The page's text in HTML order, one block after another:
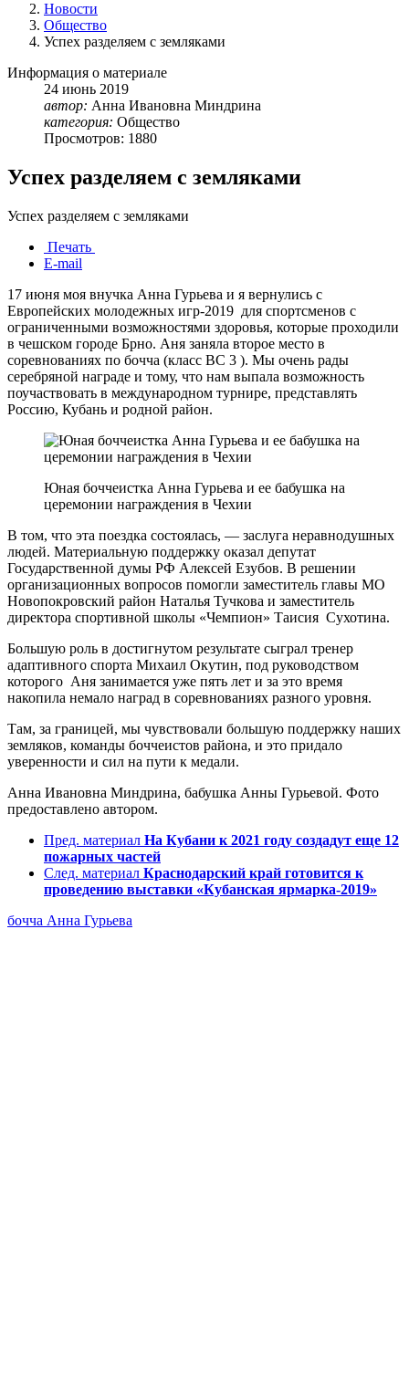
Новости
Общество
Успех разделяем с земляками
Информация о материале
24 июнь 2019
автор: Анна Ивановна Миндрина
категория: Общество
Просмотров: 1880
Успех разделяем с земляками
Успех разделяем с земляками
Печать
E-mail
17 июня моя внучка Анна Гурьева и я вернулись с
Европейских молодежных игр-2019 для спортсменов с
ограниченными возможностями здоровья, которые проходили
в чешском городе Брно. Аня заняла второе место в
соревнованиях по бочча (класс ВС 3 ). Мы очень рады
серебряной награде и тому, что нам выпала возможность
поучаствовать в международном турнире, представлять
Россию, Кубань и родной район.
Юная боччеистка Анна Гурьева и ее бабушка на
церемонии награждения в Чехии
В том, что эта поездка состоялась, — заслуга неравнодушных
людей. Материальную поддержку оказал депутат
Государственной думы РФ Алексей Езубов. В решении
организационных вопросов помогли заместитель главы МО
Новопокровский район Наталья Тучкова и заместитель
директора спортивной школы «Чемпион» Таисия Сухотина.
Большую роль в достигнутом результате сыграл тренер
адаптивного спорта Михаил Окутин, под руководством
которого Аня занимается уже пять лет и за это время
накопила немало наград в соревнованиях разного уровня.
Там, за границей, мы чувствовали большую поддержку наших
земляков, команды боччеистов района, и это придало
уверенности и сил на пути к медали.
Анна Ивановна Миндрина, бабушка Анны Гурьевой. Фото
предоставлено автором.
Пред. материал На Кубани к 2021 году создадут еще 12
пожарных частей
След. материал Краснодарский край готовится к
проведению выставки «Кубанская ярмарка-2019»
бочча Анна Гурьева